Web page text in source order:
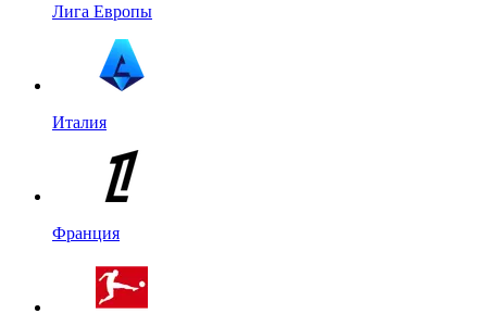
Лига Европы
Италия
Франция